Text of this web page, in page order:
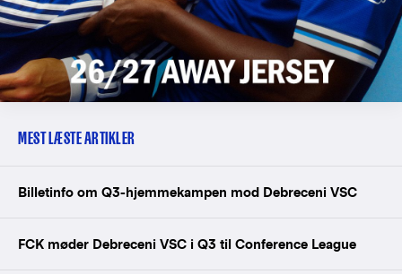
MEST LÆSTE ARTIKLER
Billetinfo om Q3-hjemmekampen mod Debreceni VSC
FCK møder Debreceni VSC i Q3 til Conference League